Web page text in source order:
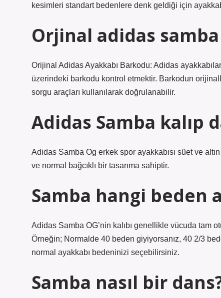
kesimleri standart bedenlere denk geldiği için
Orjinal adidas samba
Orijinal Adidas Ayakkabı Barkodu: Adidas
üzerindeki barkodu kontrol etmektir. Barkodun
sorgu araçları kullanılarak doğrulanabilir.
Adidas Samba kalıp
Adidas Samba Og erkek spor ayakkabısı süet ve
ve normal bağcıklı bir tasarıma sahiptir.
Samba hangi beden
Adidas Samba OG’nin kalıbı genellikle vücuda tam
Örneğin; Normalde 40 beden giyiyorsanız, 40 2/3
normal ayakkabı bedeninizi seçebilirsiniz.
Samba nasıl bir